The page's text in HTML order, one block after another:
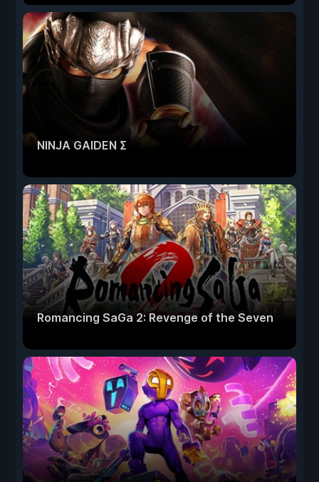
NINJA GAIDEN Σ
Romancing SaGa 2: Revenge of the Seven